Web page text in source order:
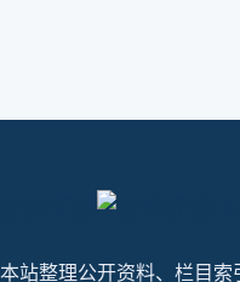
本站整理公开资料、栏目索